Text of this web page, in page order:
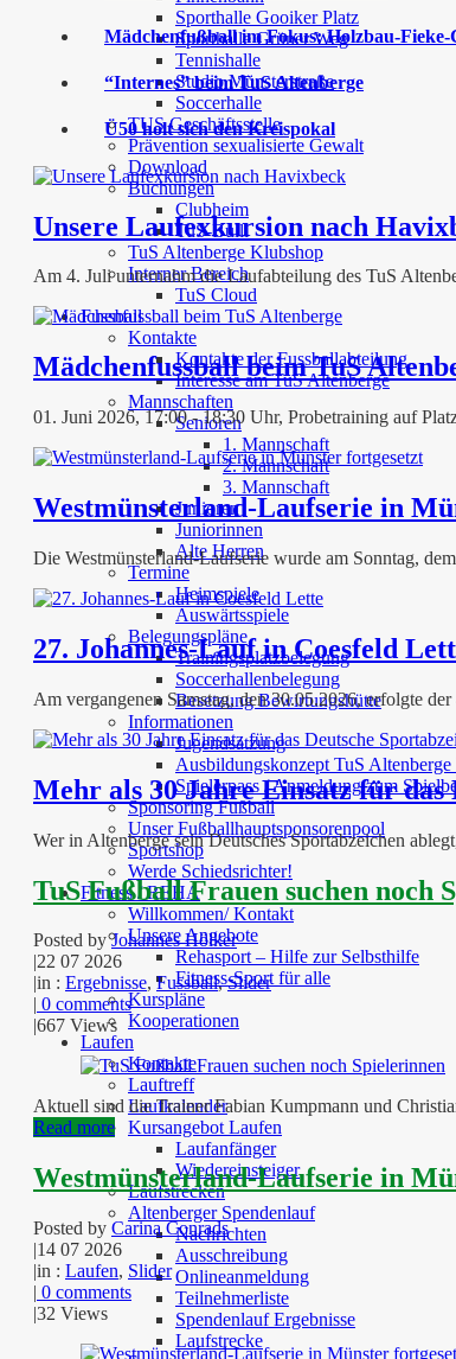
Sporthalle Gooiker Platz
Sporthalle Grüner Weg
Tennishalle
Studio Münsterstraße
Soccerhalle
TUS Geschäftsstelle
Prävention sexualisierte Gewalt
Download
Buchungen
Clubheim
TuS-Bulli
TuS Altenberge Klubshop
Interner Bereich
TuS Cloud
Fussball
Kontakte
Kontakte der Fussballabteilung
Interesse am TuS Altenberge
Mannschaften
Senioren
1. Mannschaft
2. Mannschaft
3. Mannschaft
Junioren
Juniorinnen
Alte Herren
Termine
Heimspiele
Auswärtsspiele
Belegungspläne
Trainingsplatzbelegung
Soccerhallenbelegung
Besetzung Bewirtungshütte
Informationen
Jugendsatzung
Ausbildungskonzept TuS Altenberge
Spielerpass / Anmeldung zum
Sponsoring Fußball
Unser Fußballhauptsponsorenpool
Sportshop
Werde Schiedsrichter!
Fitness / REHA
Willkommen/ Kontakt
Unsere Angebote
Rehasport – Hilfe zur Selbsthilfe
Fitness-Sport für alle
Kurspläne
Kooperationen
Laufen
Kontakte
Lauftreff
Laufkalender
Kursangebot Laufen
Laufanfänger
Wiedereinsteiger
Laufstrecken
Altenberger Spendenlauf
Nachrichten
Ausschreibung
Onlineanmeldung
Teilnehmerliste
Spendenlauf Ergebnisse
Laufstrecke
Mädchenfußball im Fokus: Holzbau-Fieke-
“Internes” beim TuS Altenberge
Ü50 holt sich den Kreispokal
Unsere Laufexkursion nach
Am 4. Juli unternahm die Laufabteilung des TuS
Mädchenfussball beim TuS
01. Juni 2026, 17:00 - 18:30 Uhr, Probetraining auf
Westmünsterland-Laufserie in
Die Westmünsterland-Laufserie wurde am Sonntag,
27. Johannes-Lauf in Coesfeld
Am vergangenen Samstag, den 30.05.2026, erfolgte
Mehr als 30 Jahre Einsatz für das
Wer in Altenberge sein Deutsches Sportabzeichen
TuS Fußball Frauen suchen noch
Posted byJohannes Hölker
22 07 2026
in : Ergebnisse, Fussball,Slider
0 comments
667 Views
Aktuell sind die Trainer Fabian Kumpmann und
Read more
Westmünsterland-Laufserie in
Posted by Carina Conrads
|14 07 2026
|in : Laufen, Slider
| 0 comments
|32 Views